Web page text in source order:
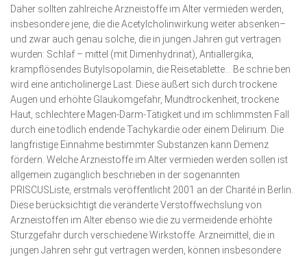
Daher sollten zahlreiche Arzneistoffe im Alter vermieden werden,
insbesondere jene, die die Acetylcholinwirkung weiter absenken–
und zwar auch genau solche, die in jungen Jahren gut vertragen
wurden: Schlaf – mittel (mit Dimenhydrinat), Antiallergika,
krampflösendes Butylsopolamin, die Reisetablette… Be schrie ben
wird eine anticholinerge Last. Diese äußert sich durch trockene
Augen und erhöhte Glaukomgefahr, Mundtrockenheit, trockene
Haut, schlechtere Magen-Darm-Tätigkeit und im schlimmsten Fall
durch eine tödlich endende Tachykardie oder einem Delirium. Die
langfristige Einnahme bestimmter Substanzen kann Demenz
fördern. Welche Arzneistoffe im Alter vermieden werden sollen ist
allgemein zugänglich beschrieben in der sogenannten
PRISCUSListe, erstmals veröffentlicht 2001 an der Charité in Berlin.
Diese berücksichtigt die veränderte Verstoffwechslung von
Arzneistoffen im Alter ebenso wie die zu vermeidende erhöhte
Sturzgefahr durch verschiedene Wirkstoffe. Arzneimittel, die in
jungen Jahren sehr gut vertragen werden, können insbesondere